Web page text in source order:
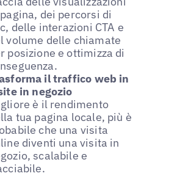
dei percorsi di
delle interazioni CTA e
volume delle chiamate
posizione e ottimizza di
il traffico web in
in negozio
è il rendimento
tua pagina locale, più è
che una visita
diventi una visita in
scalabile e